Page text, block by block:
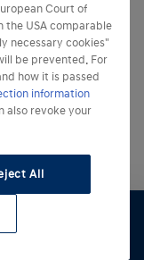
Court of
the USA comparable
necessary cookies"
be prevented. For
how it is passed
information
also revoke your
All